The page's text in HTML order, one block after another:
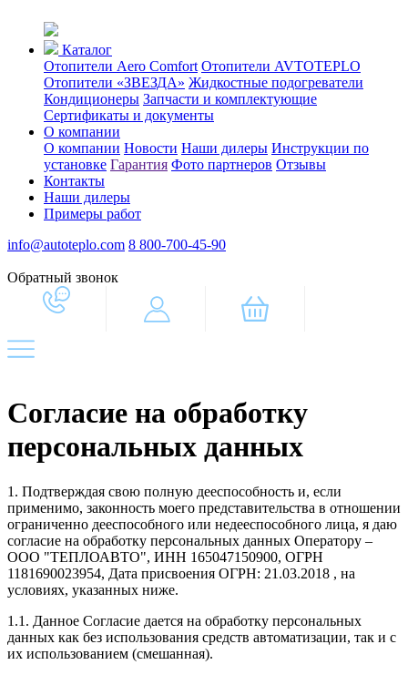
Каталог
Отопители Aero Comfort Отопители AVTOTEPLO
Отопители «ЗВЕЗДА» Жидкостные подогреватели
Кондиционеры Запчасти и комплектующие
Сертификаты и документы
О компании
О компании Новости Наши дилеры Инструкции по
установке Гарантия Фото партнеров Отзывы
Контакты
Наши дилеры
Примеры работ
info@autoteplo.com 8 800-700-45-90
Обратный звонок
Согласие на обработку
персональных данных
1. Подтверждая свою полную дееспособность и, если
применимо, законность моего представительства в отношении
ограниченно дееспособного или недееспособного лица, я даю
согласие на обработку персональных данных Оператору –
ООО "ТЕПЛОАВТО", ИНН 165047150900, ОГРН
1181690023954, Дата присвоения ОГРН: 21.03.2018 , на
условиях, указанных ниже.
1.1. Данное Согласие дается на обработку персональных
данных как без использования средств автоматизации, так и с
их использованием (смешанная).